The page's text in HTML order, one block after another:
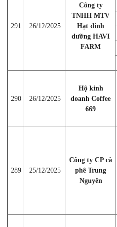
291 26/12/2025
Công ty
TNHH MTV
Hạt dinh
dưỡng HAVI
FARM
290 26/12/2025
Hộ kinh
doanh Coffee
669
289 25/12/2025
Công ty CP cà
phê Trung
Nguyên